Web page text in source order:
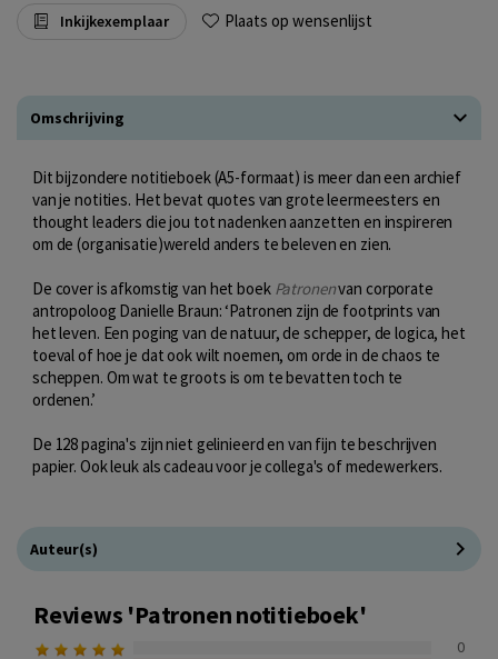
Inkijkexemplaar Plaats op wensenlijst
Omschrijving
Dit bijzondere notitieboek (A5-formaat) is meer dan een archief
van je notities. Het bevat quotes van grote leermeesters en
thought leaders die jou tot nadenken aanzetten en inspireren
om de (organisatie)wereld anders te beleven en zien.
De cover is afkomstig van het boek Patronenvan corporate
antropoloog Danielle Braun: ‘Patronen zijn de footprints van
het leven. Een poging van de natuur, de schepper, de logica, het
toeval of hoe je dat ook wilt noemen, om orde in de chaos te
scheppen. Om wat te groots is om te bevatten toch te
ordenen.’
De 128 pagina's zijn niet gelinieerd en van fijn te beschrijven
papier. Ook leuk als cadeau voor je collega's of medewerkers.
Auteur(s)
Reviews 'Patronen notitieboek'
0